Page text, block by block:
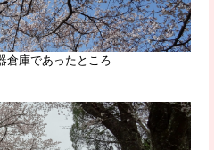
であったところ